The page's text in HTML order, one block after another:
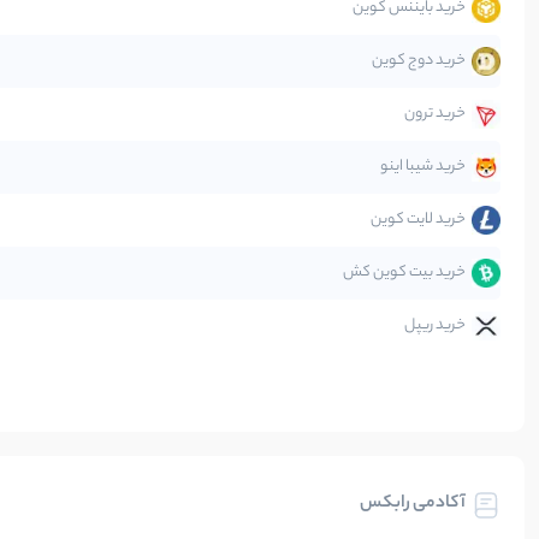
صرافی‌ها
قانون‌گذاری
متاورس
خرید بایننس کوین
خرید دوج کوین
خرید ترون
خرید شیبا اینو
خرید لایت کوین
خرید بیت کوین کش
خرید ریپل
آکادمی رابکس